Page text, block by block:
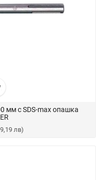
мм с SDS-max опашка
лв)